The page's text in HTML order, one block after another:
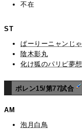
不在
ST
ぱーりーニャンじゃ
陰木影丸
化け狐のパリピ夢想
ポレン15/第77試合
AM
泡月白鳥